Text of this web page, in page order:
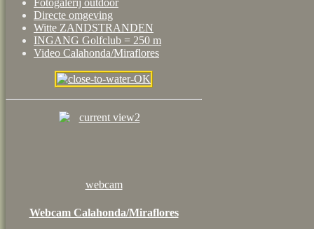
Fotogalerij outdoor
Directe omgeving
Witte ZANDSTRANDEN
INGANG Golfclub = 250 m
Video Calahonda/Miraflores
webcam
Webcam Calahonda/Miraflores